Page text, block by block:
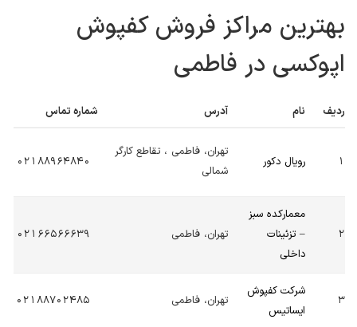
بهترین مراکز فروش کفپوش
اپوکسی در فاطمی
ردیف نام آدرس شماره تماس
1 رویال دکور
تهران، فاطمی ، تقاطع کارگر
شمالی
02188964840
2
معمارکده سبز
– تزئینات
داخلی
تهران، فاطمی 02166566639
3
شرکت کفپوش
ایساتیس
تهران، فاطمی 02188702485